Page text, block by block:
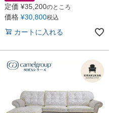
定価 ¥35,200のところ
価格 ¥30,800税込
カートに入れる